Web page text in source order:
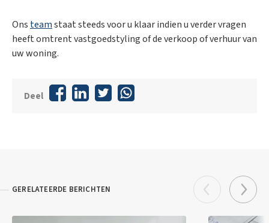
Onsteamstaat steeds voor u klaar indien u verder vragen
heeft omtrent vastgoedstyling of de verkoop of verhuur van
uw woning.
Deel
GERELATEERDE BERICHTEN